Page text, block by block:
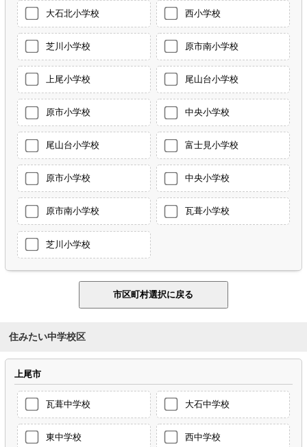
大石北小学校 西小学校
芝川小学校 原市南小学校
上尾小学校 尾山台小学校
原市小学校 中央小学校
尾山台小学校 富士見小学校
原市小学校 中央小学校
原市南小学校 瓦葺小学校
芝川小学校
住みたい中学校区
上尾市
瓦葺中学校 大石中学校
東中学校 西中学校